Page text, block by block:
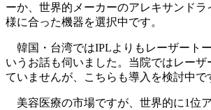
ーか、世界的メーカーのアレキサンド
様に合った機器を選択中です。
韓国・台湾ではIPLよりもレーザート
いうお話も伺いました。当院ではレーザ
ていませんが、こちらも導入を検討中で
美容医療の市場ですが、世界的に1位